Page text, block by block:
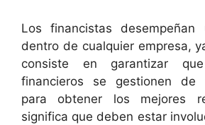
Los financistas
dentro de cualquier empresa,
consiste en garantizar
financieros se gestionen de
para obtener los mejores
significa que deben estar